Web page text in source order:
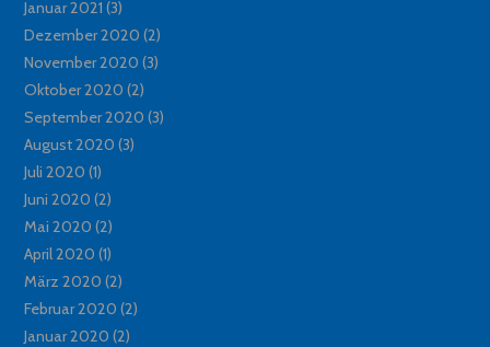
Januar 2021 (3)
Dezember 2020 (2)
November 2020 (3)
Oktober 2020 (2)
September 2020 (3)
August 2020 (3)
Juli 2020 (1)
Juni 2020 (2)
Mai 2020 (2)
April 2020 (1)
März 2020 (2)
Februar 2020 (2)
Januar 2020 (2)